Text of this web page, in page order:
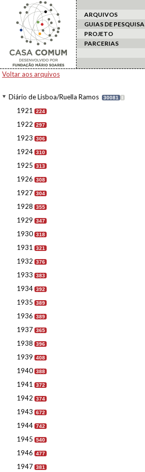
ARQUIVOS
GUIAS DE PESQUISA
PROJETO
PARCERIAS
Voltar aos arquivos
Diário de Lisboa/Ruella Ramos 30081 I
1921 224
1922 297
1923 306
1924 310
1925 313
1926 308
1927 304
1928 355
1929 347
1930 318
1931 321
1932 376
1933 383
1934 392
1935 389
1936 389
1937 365
1938 396
1939 408
1940 388
1941 372
1942 374
1943 672
1944 742
1945 540
1946 477
1947 381